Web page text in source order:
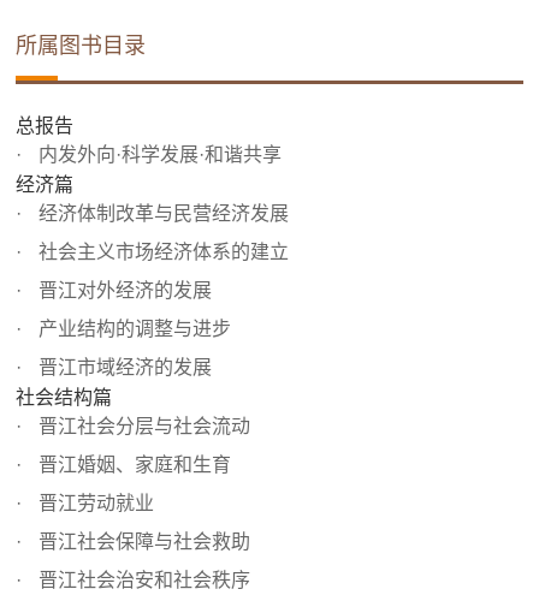
所属图书目录
总报告
内发外向·科学发展·和谐共享
经济篇
经济体制改革与民营经济发展
社会主义市场经济体系的建立
晋江对外经济的发展
产业结构的调整与进步
晋江市域经济的发展
社会结构篇
晋江社会分层与社会流动
晋江婚姻、家庭和生育
晋江劳动就业
晋江社会保障与社会救助
晋江社会治安和社会秩序